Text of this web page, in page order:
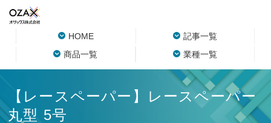
HOME
記事一覧
商品一覧
業種一覧
【レースペーパー】レースペーパー
丸型 5号